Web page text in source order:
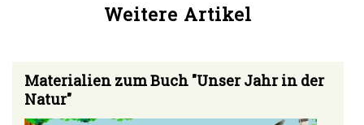
Weitere Artikel
Materialien zum Buch "Unser Jahr in der
Natur"